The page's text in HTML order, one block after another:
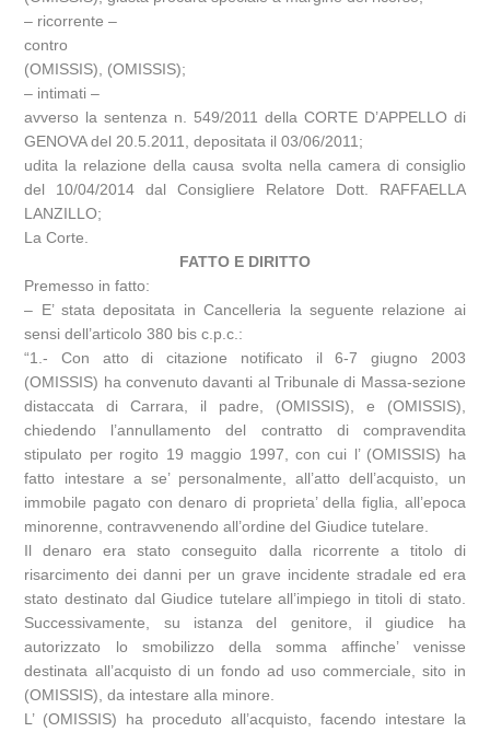
– ricorrente –
contro
(OMISSIS), (OMISSIS);
– intimati –
avverso la sentenza n. 549/2011 della CORTE D’APPELLO di
GENOVA del 20.5.2011, depositata il 03/06/2011;
udita la relazione della causa svolta nella camera di consiglio
del 10/04/2014 dal Consigliere Relatore Dott. RAFFAELLA
LANZILLO;
La Corte.
FATTO E DIRITTO
Premesso in fatto:
– E’ stata depositata in Cancelleria la seguente relazione ai
sensi dell’articolo 380 bis c.p.c.:
“1.- Con atto di citazione notificato il 6-7 giugno 2003
(OMISSIS) ha convenuto davanti al Tribunale di Massa-sezione
distaccata di Carrara, il padre, (OMISSIS), e (OMISSIS),
chiedendo l’annullamento del contratto di compravendita
stipulato per rogito 19 maggio 1997, con cui l’ (OMISSIS) ha
fatto intestare a se’ personalmente, all’atto dell’acquisto, un
immobile pagato con denaro di proprieta’ della figlia, all’epoca
minorenne, contravvenendo all’ordine del Giudice tutelare.
Il denaro era stato conseguito dalla ricorrente a titolo di
risarcimento dei danni per un grave incidente stradale ed era
stato destinato dal Giudice tutelare all’impiego in titoli di stato.
Successivamente, su istanza del genitore, il giudice ha
autorizzato lo smobilizzo della somma affinche’ venisse
destinata all’acquisto di un fondo ad uso commerciale, sito in
(OMISSIS), da intestare alla minore.
L’ (OMISSIS) ha proceduto all’acquisto, facendo intestare la